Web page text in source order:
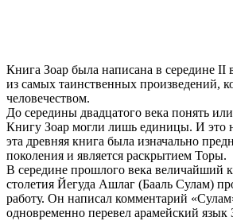
Книга Зоар была написана в середине II
из самых таинственных произведений,
человечеством.
До середины двадцатого века понять
Книгу Зоар могли лишь единицы. И это
эта древняя книга была изначально
поколения и является раскрытием Торы.
В середине прошлого века величайший
столетия Йегуда Ашлаг (Бааль Сулам)
работу. Он написал комментарий
одновременно перевел арамейский язык